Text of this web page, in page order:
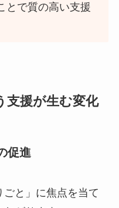
とで質の高い支援
支援が生む変化
促進
と」に焦点を当て